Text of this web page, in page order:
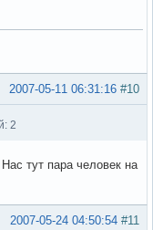
#10
2007-05-11 06:31:16
2
тут пара человек на
#11
2007-05-24 04:50:54